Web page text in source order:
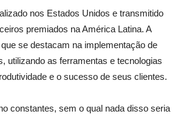
nos Estados Unidos e transmitido
premiados na América Latina. A
se destacam na implementação de
utilizando as ferramentas e tecnologias
e o sucesso de seus clientes.
constantes, sem o qual nada disso seria